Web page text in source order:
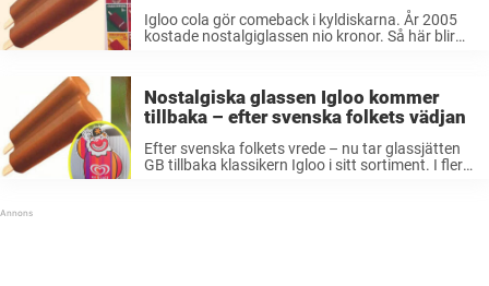
Igloo cola gör comeback i kyldiskarna. År 2005
kostade nostalgiglassen nio kronor. Så här blir
Nostalgiska glassen Igloo kommer
tillbaka – efter svenska folkets vädjan
Efter svenska folkets vrede – nu tar glassjätten
GB tillbaka klassikern Igloo i sitt sortiment. I flera